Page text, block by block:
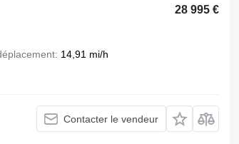
28 995 €
14,91 mi/h
Contacter le vendeur